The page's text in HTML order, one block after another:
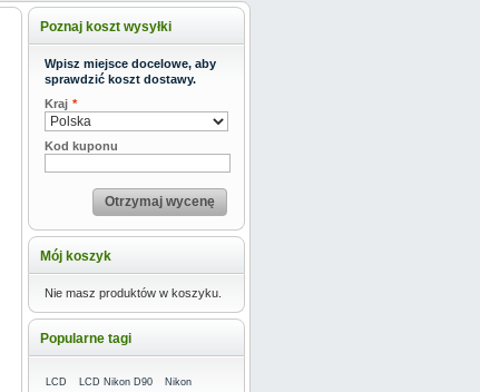
Poznaj koszt wysyłki
Wpisz miejsce docelowe, aby
sprawdzić koszt dostawy.
*
Kraj
Kod kuponu
Otrzymaj wycenę
Mój koszyk
Nie masz produktów w koszyku.
Popularne tagi
LCD LCD Nikon D90
Nikon